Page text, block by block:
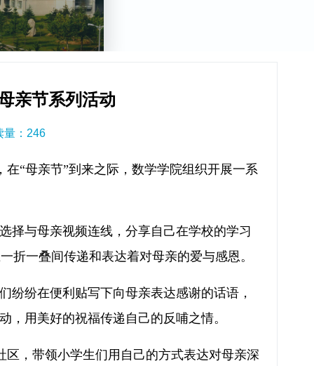
亲节系列活动
： 246
“母亲节”到来之际，数学学院组织开展一系
择与母亲视频连线，分享自己在学校的学习
折一叠间传递和表达着对母亲的爱与感恩。
纷纷在便利贴写下向母亲表达感谢的话语，
，用美好的祝福传递自己的反哺之情。
，带领小学生们用自己的方式表达对母亲深